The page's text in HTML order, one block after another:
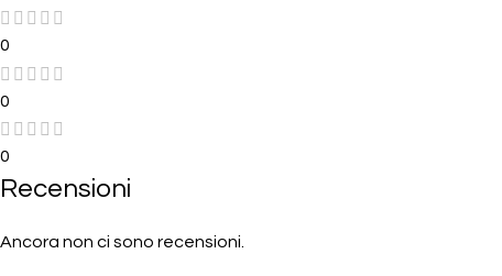
0
0
0
Recensioni
Ancora non ci sono recensioni.